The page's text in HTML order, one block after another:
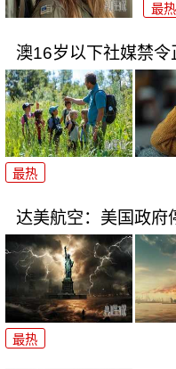
最热
澳16岁以下社媒禁
最热
达美航空：美国政府
最热